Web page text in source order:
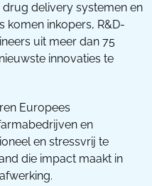
delivery systemen en
komen inkopers, R&D-
uit meer dan 75
innovaties te
Europees
en
en stressvrij te
die impact maakt in